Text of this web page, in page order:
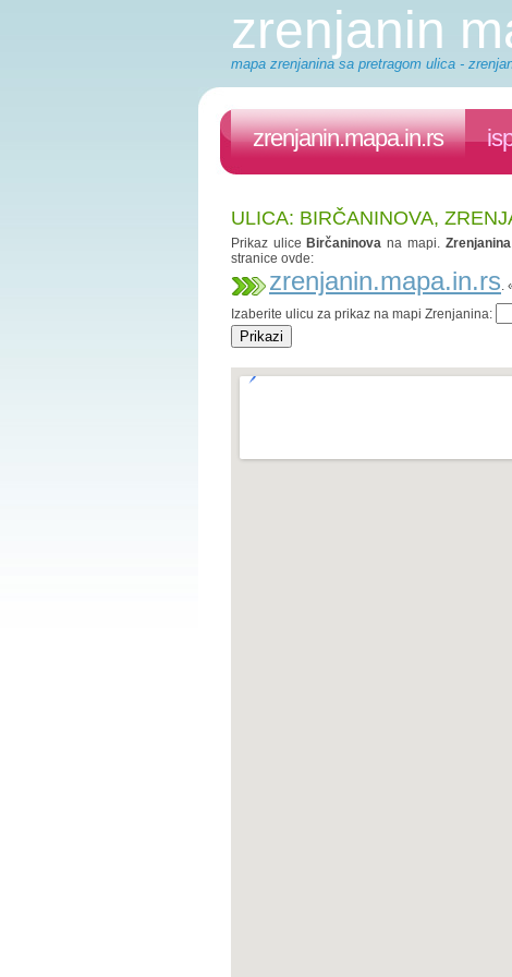
zrenjanin
mapa zrenjanina sa pretragom ulica -
zrenjanin.mapa.in.rs
ULICA: BIRČANINOVA,
Prikaz ulice Birčaninova na mapi. Zrenjanina
stranice ovde:
zrenjanin.mapa.in.rs.
Izaberite ulicu za prikaz na mapi Zrenjanina: